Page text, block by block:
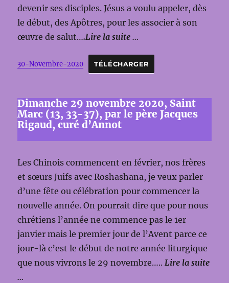
devenir ses disciples. Jésus a voulu appeler, dès
le début, des Apôtres, pour les associer à son
œuvre de salut….Lire la suite …
30-Novembre-2020 TÉLÉCHARGER
Dimanche 29 novembre 2020, Saint
Marc (13, 33-37), par le père Jacques
Rigaud, curé d’Annot
Les Chinois commencent en février, nos frères
et sœurs Juifs avec Roshashana, je veux parler
d’une fête ou célébration pour commencer la
nouvelle année. On pourrait dire que pour nous
chrétiens l’année ne commence pas le 1er
janvier mais le premier jour de l’Avent parce ce
jour-là c’est le début de notre année liturgique
que nous vivrons le 29 novembre…..Lire la suite
…